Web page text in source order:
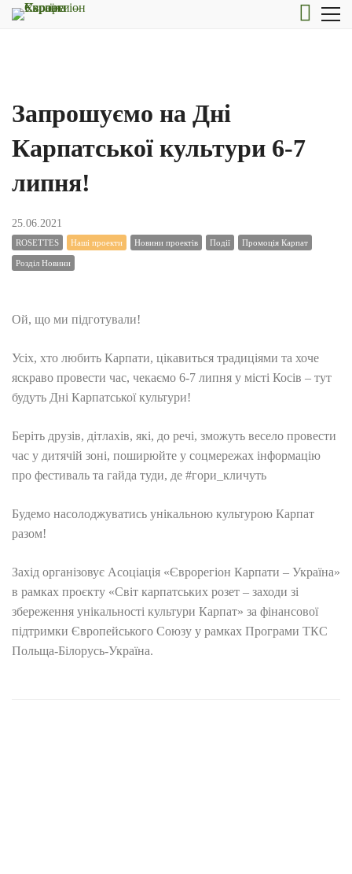
Запрошуємо на Дні
Карпатської культури 6-7
липня!
25.06.2021
ROSETTES Наші проекти Новини проектів Події Промоція Карпат
Розділ Новини
Ой, що ми підготували!
Усіх, хто любить Карпати, цікавиться традиціями та хоче
яскраво провести час, чекаємо 6-7 липня у місті Косів – тут
будуть Дні Карпатської культури!
Беріть друзів, дітлахів, які, до речі, зможуть весело провести
час у дитячій зоні, поширюйте у соцмережах інформацію
про фестиваль та гайда туди, де #гори_кличуть
Будемо насолоджуватись унікальною культурою Карпат
разом!
Захід організовує Асоціація «Єврорегіон Карпати – Україна»
в рамках проєкту «Світ карпатських розет – заходи зі
збереження унікальності культури Карпат» за фінансової
підтримки Європейського Союзу у рамках Програми ТКС
Польща-Білорусь-Україна.